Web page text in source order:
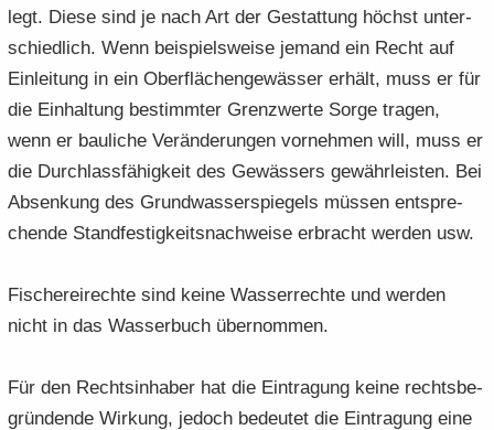
legt. Diese sind je nach Art der Ge­stat­tung höchst un­ter­
schied­lich. Wenn bei­spiels­wei­se je­mand ein Recht auf
Ein­lei­tung in ein Ober­flä­chen­ge­wäs­ser er­hält, muss er für
die Ein­hal­tung be­stimm­ter Grenz­wer­te Sorge tra­gen,
wenn er bau­li­che Ver­än­de­run­gen vor­neh­men will, muss er
die Durch­lass­fä­hig­keit des Ge­wäs­sers ge­währ­leis­ten. Bei
Ab­sen­kung des Grund­was­ser­spie­gels müs­sen ent­spre­
chen­de Stand­fes­tig­keits­nach­wei­se er­bracht wer­den usw.
Fi­sche­rei­rech­te sind keine Was­ser­rech­te und wer­den
nicht in das Was­ser­buch über­nom­men.
Für den Rechts­in­ha­ber hat die Ein­tra­gung keine rechts­be­
grün­den­de Wir­kung, je­doch be­deu­tet die Ein­tra­gung eine